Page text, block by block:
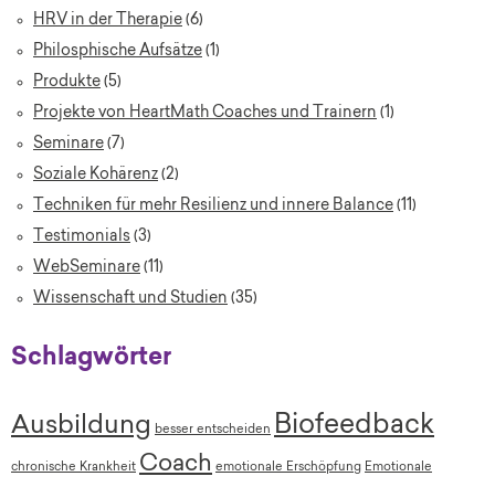
HRV in der Therapie (6)
Philosphische Aufsätze (1)
Produkte (5)
Projekte von HeartMath Coaches und Trainern (1)
Seminare (7)
Soziale Kohärenz (2)
Techniken für mehr Resilienz und innere Balance (11)
Testimonials (3)
WebSeminare (11)
Wissenschaft und Studien (35)
Schlagwörter
Ausbildung besser entscheiden Biofeedback
chronische Krankheit Coach emotionale Erschöpfung Emotionale